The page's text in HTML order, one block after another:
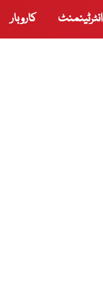
انٹرٹینمنٹ کاروبار